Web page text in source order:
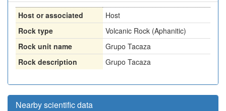
Host or associated
Host
Rock type
Volcanic Rock (Aphanitic)
Rock unit name
Grupo Tacaza
Rock description
Grupo Tacaza
Nearby scientific data